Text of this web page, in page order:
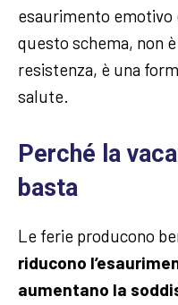
esaurimento emotivo
questo schema, non
resistenza, è una
salute.
Perché la
basta
Le ferie producono
riducono
aumentano la